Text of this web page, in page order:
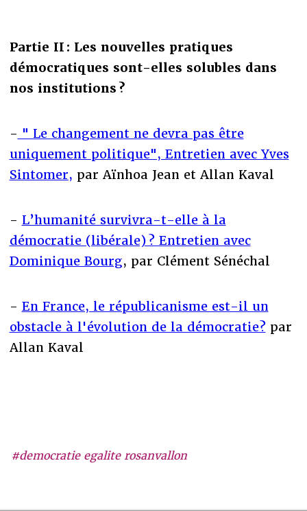
#democratie egalite rosanvallon
Partie II : Les nouvelles pratiques
démocratiques sont-elles solubles dans
nos institutions ?
- " Le changement ne devra pas être
uniquement politique", Entretien avec Yves
Sintomer, par Aïnhoa Jean et Allan Kaval
- L’humanité survivra-t-elle à la
démocratie (libérale) ? Entretien avec
Dominique Bourg, par Clément Sénéchal
- En France, le républicanisme est-il un
obstacle à l'évolution de la démocratie?par
Allan Kaval